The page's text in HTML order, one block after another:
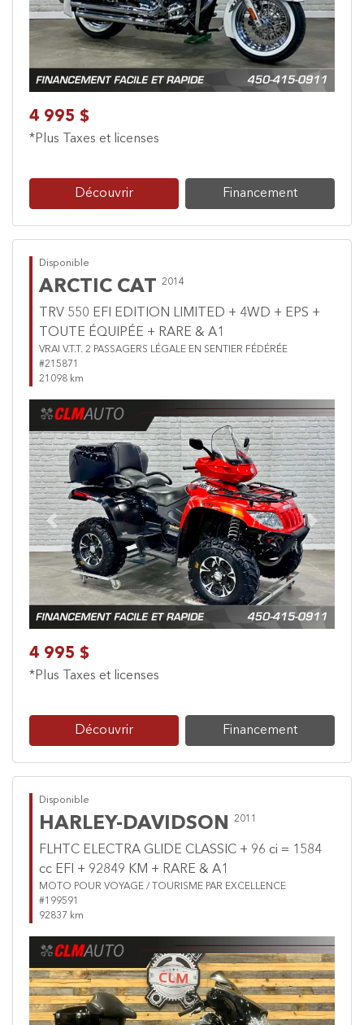
4 995 $
*Plus Taxes et licenses
Découvrir Financement
Disponible
ARCTIC CAT 2014
TRV 550 EFI EDITION LIMITED + 4WD + EPS +
TOUTE ÉQUIPÉE + RARE & A1
VRAI V.T.T. 2 PASSAGERS LÉGALE EN SENTIER FÉDÉRÉE
#215871
21098 km
Previous Next
4 995 $
*Plus Taxes et licenses
Découvrir Financement
Disponible
HARLEY-DAVIDSON 2011
FLHTC ELECTRA GLIDE CLASSIC + 96 ci = 1584
cc EFI + 92849 KM + RARE & A1
MOTO POUR VOYAGE / TOURISME PAR EXCELLENCE
#199591
92837 km